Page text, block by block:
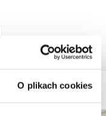
O plikach cookies
-7%